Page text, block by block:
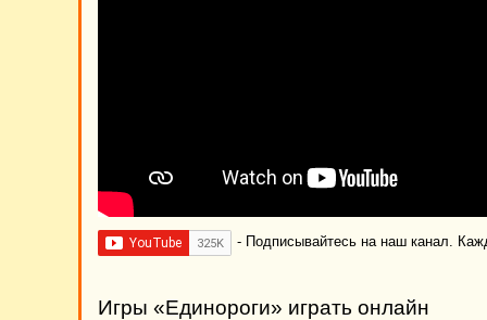
- Подписывайтесь на наш канал.
Игры «Единороги» играть онлайн